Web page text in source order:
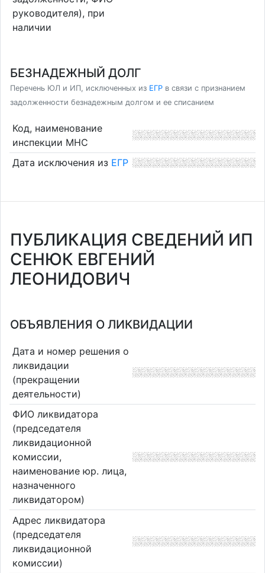
руководителя), при
наличии
БЕЗНАДЕЖНЫЙ ДОЛГ
Перечень ЮЛ и ИП, исключенных из ЕГР в связи с признанием
задолженности безнадежным долгом и ее списанием
Код, наименование
инспекции МНС
Дата исключения из ЕГР
ПУБЛИКАЦИЯ СВЕДЕНИЙ ИП
СЕНЮК ЕВГЕНИЙ
ЛЕОНИДОВИЧ
ОБЪЯВЛЕНИЯ О ЛИКВИДАЦИИ
Дата и номер решения о
ликвидации
(прекращении
деятельности)
ФИО ликвидатора
(председателя
ликвидационной
комиссии,
наименование юр. лица,
назначенного
ликвидатором)
Адрес ликвидатора
(председателя
ликвидационной
комиссии)